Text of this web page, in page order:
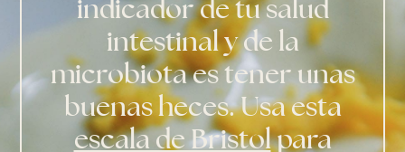
indicador de tu salud
intestinal y de la
microbiota es tener unas
buenas heces. Usa esta
escala de Bristolpara